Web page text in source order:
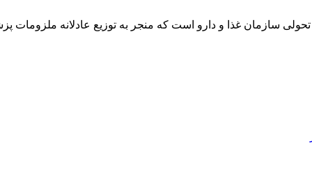
سازمان غذا و دارو است که منجر به توزیع عادلانه ملزومات